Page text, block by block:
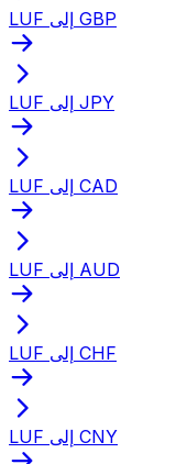
LUF إلى GBP
LUF إلى JPY
LUF إلى CAD
LUF إلى AUD
LUF إلى CHF
LUF إلى CNY